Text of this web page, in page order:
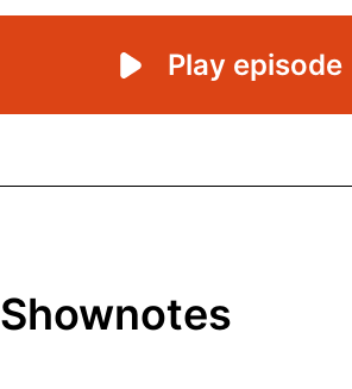
Shownotes